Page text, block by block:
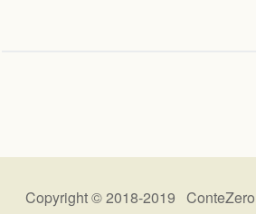
Copyright © 2018-2019